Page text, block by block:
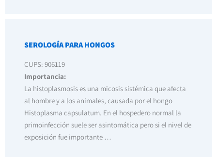
SEROLOGÍA PARA HONGOS
CUPS: 906119
Importancia:
La histoplasmosis es una micosis sistémica que afecta
al hombre y a los animales, causada por el hongo
Histoplasma capsulatum. En el hospedero normal la
primoinfección suele ser asintomática pero si el nivel de
exposición fue importante …